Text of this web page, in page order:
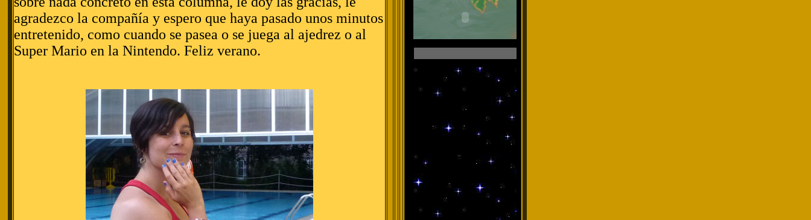
agradezco la compañía y espero que haya pasado unos minutos
entretenido, como cuando se pasea o se juega al ajedrez o al
Super Mario en la Nintendo. Feliz verano.